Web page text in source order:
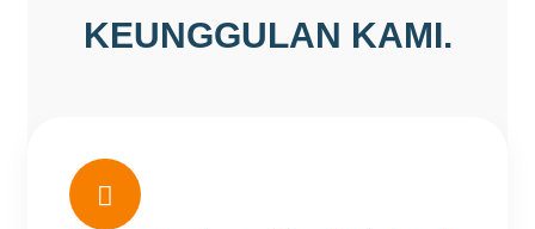
KEUNGGULAN KAMI.
